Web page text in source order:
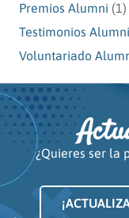
Premios Alumni (1)
Testimonios Alumni
Voluntariado
¿Quieres ser la